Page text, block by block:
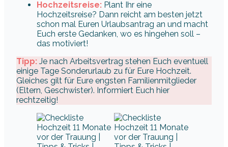
Hochzeitsreise: Plant Ihr eine
Hochzeitsreise? Dann reicht am besten jetzt
schon mal Euren Urlaubsantrag an und macht
Euch erste Gedanken, wo es hingehen soll –
das motiviert!
Tipp: Je nach Arbeitsvertrag stehen Euch eventuell
einige Tage Sonderurlaub zu für Eure Hochzeit.
Gleiches gilt für Eure engsten Familienmitglieder
(Eltern, Geschwister). Informiert Euch hier
rechtzeitig!